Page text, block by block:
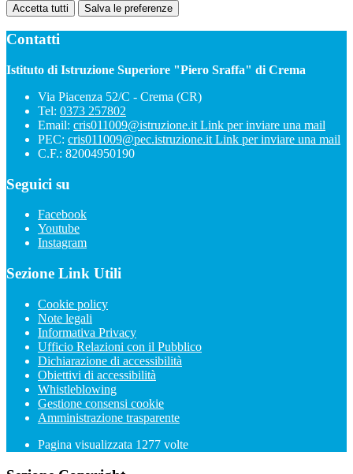
Accetta tutti Salva le preferenze
Contatti
Istituto di Istruzione Superiore "Piero Sraffa" di Crema
Via Piacenza 52/C - Crema (CR)
Tel: 0373 257802
Email: cris011009@istruzione.it Link per inviare una mail
PEC: cris011009@pec.istruzione.it Link per inviare una mail
C.F.: 82004950190
Seguici su
Facebook
Youtube
Instagram
Sezione Link Utili
Cookie policy
Note legali
Informativa Privacy
Ufficio Relazioni con il Pubblico
Dichiarazione di accessibilità
Obiettivi di accessibilità
Whistleblowing
Gestione consensi cookie
Amministrazione trasparente
Pagina visualizzata 1277 volte